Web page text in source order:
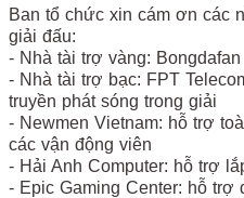
Ban tổ chức xin cám ơn các
giải đấu:
- Nhà tài trợ vàng: Bongdafan
- Nhà tài trợ bạc: FPT
truyền phát sóng trong giải
- Newmen Vietnam: hỗ trợ
các vận động viên
- Hải Anh Computer: hỗ trợ
- Epic Gaming Center: hỗ trợ